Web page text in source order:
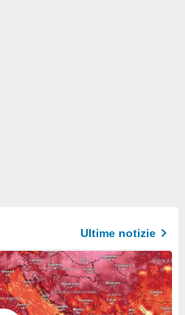
Ultime notizie